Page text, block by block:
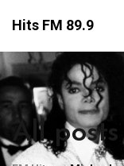
Hits FM 89.9
All